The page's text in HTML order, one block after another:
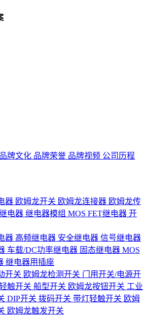
品牌文化 品牌荣誉 品牌视频 公司历程
器 欧姆龙开关 欧姆龙连接器 欧姆龙传
电器 继电器模组 MOS FET继电器 开
器 高频继电器 安全继电器 信号继电器
车载/DC功率继电器 固态继电器 MOS
继电器用插座
开关 欧姆龙检测开关 门用开关/电源开
触开关 船型开关 欧姆龙按钮开关 工业
DIP开关 拨码开关 带灯轻触开关 欧姆
欧姆龙触发开关